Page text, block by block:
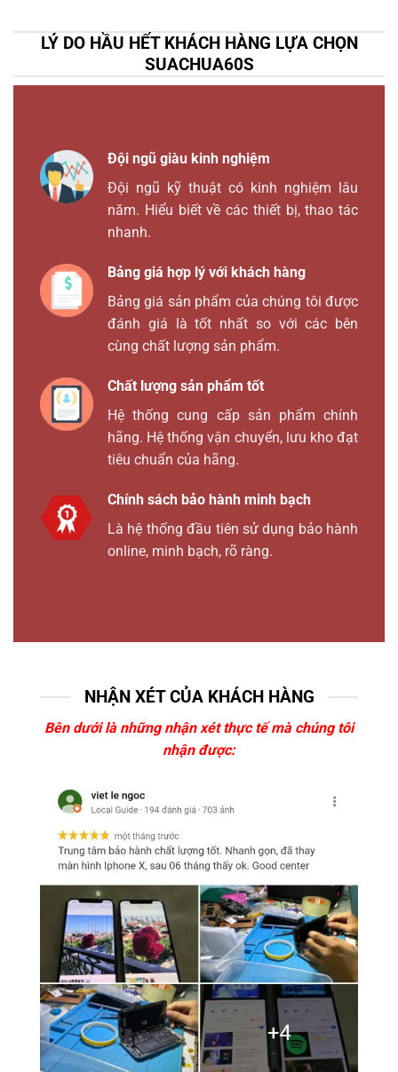
LÝ DO HẦU HẾT KHÁCH HÀNG LỰA CHỌN
SUACHUA60S
Đội ngũ giàu kinh nghiệm
Đội ngũ kỹ thuật có kinh nghiệm lâu
năm. Hiểu biết về các thiết bị, thao tác
nhanh.
Bảng giá hợp lý với khách hàng
Bảng giá sản phẩm của chúng tôi được
đánh giá là tốt nhất so với các bên
cùng chất lượng sản phẩm.
Chất lượng sản phẩm tốt
Hệ thống cung cấp sản phẩm chính
hãng. Hệ thống vận chuyển, lưu kho đạt
tiêu chuẩn của hãng.
Chính sách bảo hành minh bạch
Là hệ thống đầu tiên sử dụng bảo hành
online, minh bạch, rõ ràng.
NHẬN XÉT CỦA KHÁCH HÀNG
Bên dưới là những nhận xét thực tế mà chúng tôi
nhận được: